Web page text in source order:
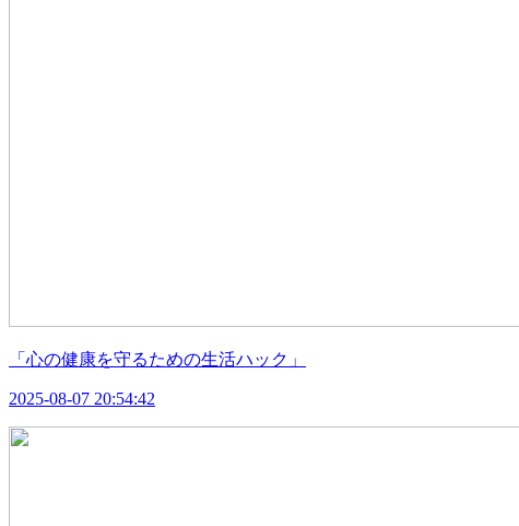
「心の健康を守るための生活ハック」
2025-08-07 20:54:42